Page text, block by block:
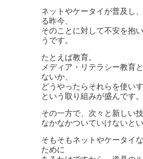
ネットやケータイが普及し
る昨今、
そのことに対して不安を抱
うです。
たとえば教育。
メディア・リテラシー教育
ないか、
どうやったらそれらを使い
という取り組みが盛んです。
その一方で、次々と新しい
なかなかついていけないと
そもそもネットやケータイ
ために